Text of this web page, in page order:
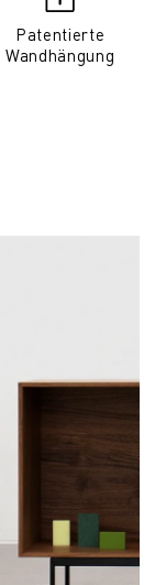
Patentierte
Wandhängung